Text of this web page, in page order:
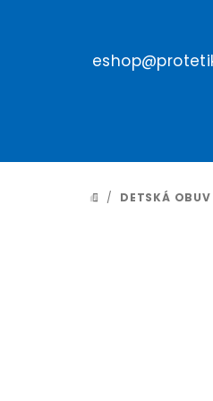
DOMOV
/ DETSKÁ OBUV